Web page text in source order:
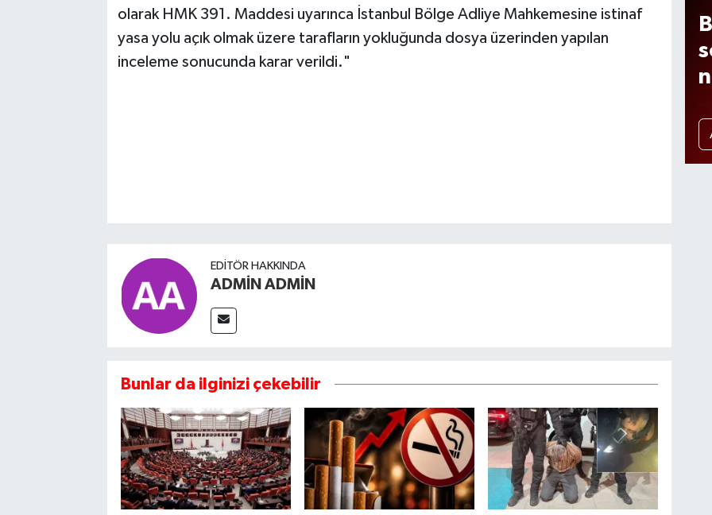
olarak HMK 391. Maddesi uyarınca İstanbul Bölge Adliye Mahkemesine istinaf
yasa yolu açık olmak üzere tarafların yokluğunda dosya üzerinden yapılan
inceleme sonucunda karar verildi."
EDITÖR HAKKINDA
ADMİN ADMİN
Bunlar da ilginizi çekebilir